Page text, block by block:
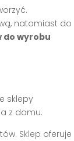
natomiast do
do wyrobu
sklepy
z domu.
Sklep oferuje